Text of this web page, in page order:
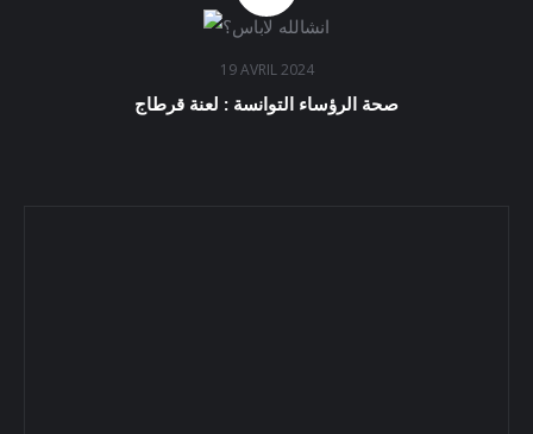
19 AVRIL 2024
صحة الرؤساء التوانسة : لعنة قرطاج